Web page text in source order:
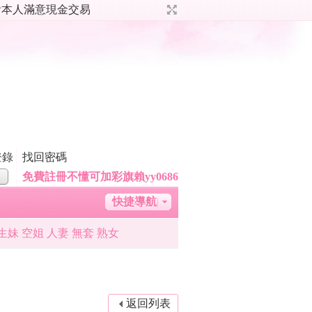
人滿意現金交易
錄
找回密碼
免費註冊不懂可加彩旗賴yy0686
快捷導航
商·「ときめく茶屋」
妹 空姐 人妻 無套 熟女
返回列表